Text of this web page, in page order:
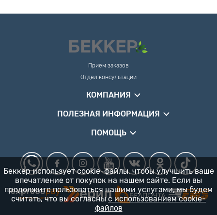
Прием заказов
Отдел консультации
КОМПАНИЯ
ПОЛЕЗНАЯ ИНФОРМАЦИЯ
ПОМОЩЬ
Беккер использует cookie-файлы, чтобы улучшить ваше
впечатление от покупок на нашем сайте. Если вы
продолжите пользоваться нашими услугами, мы будем
считать, что вы согласны с использованием cookie-
файлов